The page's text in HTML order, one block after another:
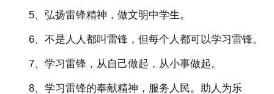
5、弘扬雷锋精神，做文明中学生。
6、不是人人都叫雷锋，但每个人都可以学习雷锋。
7、学习雷锋，从自己做起，从小事做起。
8、学习雷锋的奉献精神，服务人民。助人为乐